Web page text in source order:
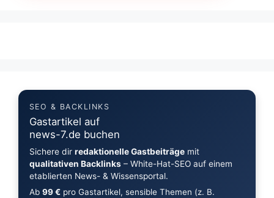
SEO & BACKLINKS
Gastartikel auf
news-7.de buchen
Sichere dir redaktionelle Gastbeiträgemit
qualitativen Backlinks– White-Hat-SEO auf einem
etablierten News- & Wissensportal.
Ab 99 €pro Gastartikel, sensible Themen (z. B.